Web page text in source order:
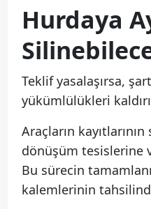
Hurdaya
Teklif yasalaşırsa,
yükümlülükleri
Araçların
dönüşüm tesislerine
Bu sürecin
kalemlerinin